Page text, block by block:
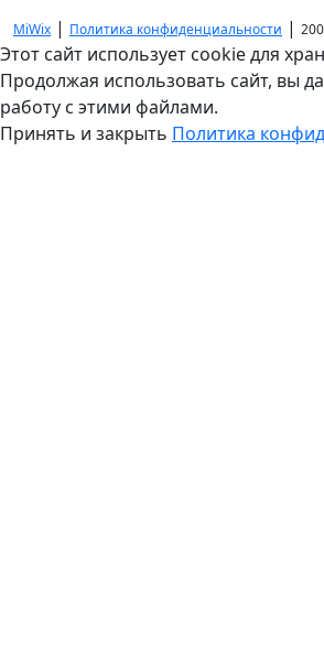
MiWix | Политика конфиденциальности |
Этот сайт использует cookie для
Продолжая использовать сайт, вы
работу с этими файлами.
Принять и закрыть Политика